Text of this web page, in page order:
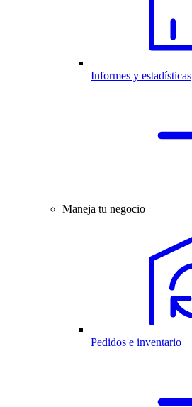
Informes y estadísticas
Maneja tu negocio
Pedidos e inventario